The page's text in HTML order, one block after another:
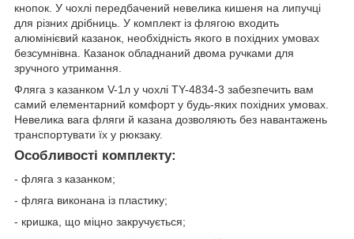
кнопок. У чохлі передбачений невелика кишеня на липучці
для різних дрібниць. У комплект із флягою входить
алюмінієвий казанок, необхідність якого в похідних умовах
безсумнівна. Казанок обладнаний двома ручками для
зручного утримання.
Фляга з казанком V-1л у чохлі TY-4834-3 забезпечить вам
самий елементарний комфорт у будь-яких похідних умовах.
Невелика вага фляги й казана дозволяють без навантажень
транспортувати їх у рюкзаку.
Особливості комплекту:
- фляга з казанком;
- фляга виконана із пластику;
- кришка, що міцно закручується;